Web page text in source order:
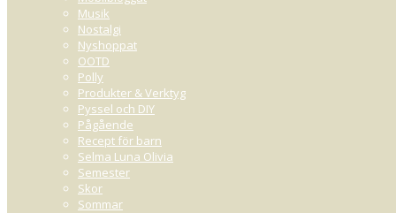
Musik
Nostalgi
Nyshoppat
OOTD
Polly
Produkter & Verktyg
Pyssel och DIY
Pågående
Recept för barn
Selma Luna Olivia
Semester
Skor
Sommar